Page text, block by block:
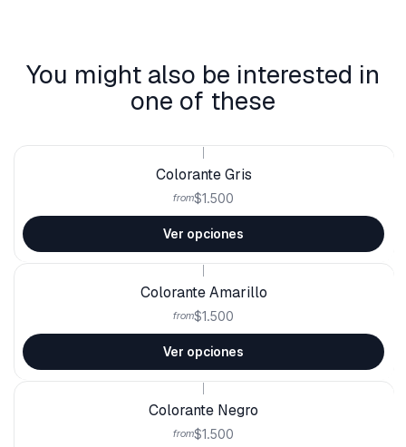
You might also be interested in
one of these
Colorante Gris
from$1.500
Ver opciones
Colorante Amarillo
from$1.500
Ver opciones
Colorante Negro
from$1.500